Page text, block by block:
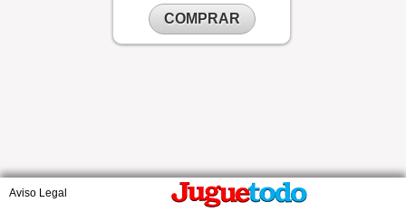
COMPRAR
Aviso Legal